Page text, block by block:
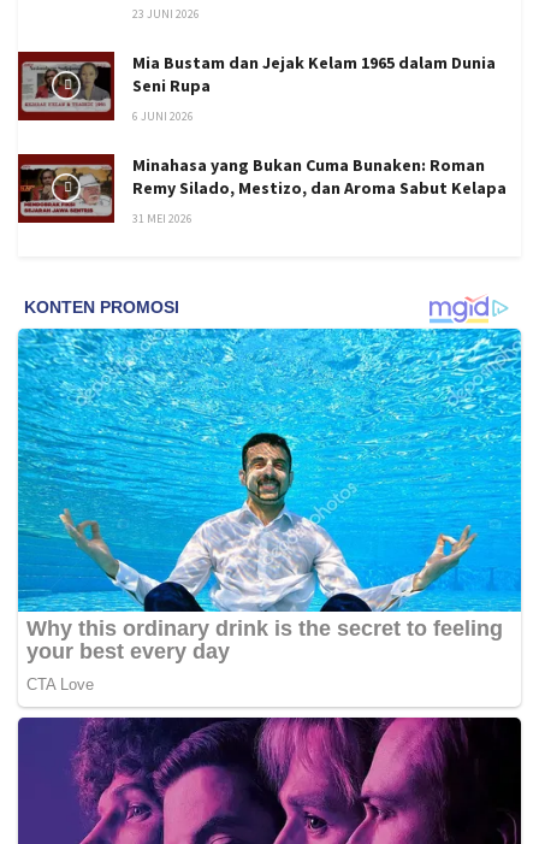
23 JUNI 2026
Mia Bustam dan Jejak Kelam 1965 dalam Dunia
Seni Rupa
6 JUNI 2026
Minahasa yang Bukan Cuma Bunaken: Roman
Remy Silado, Mestizo, dan Aroma Sabut Kelapa
31 MEI 2026